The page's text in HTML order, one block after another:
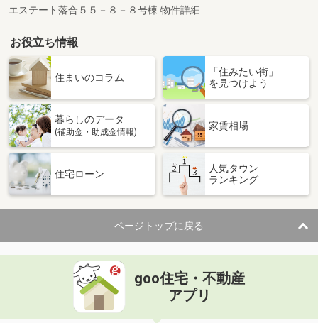
エステート落合５５－８－８号棟 物件詳細
お役立ち情報
住まいのコラム
「住みたい街」
を見つけよう
暮らしのデータ
(補助金・助成金情報)
家賃相場
住宅ローン
人気タウン
ランキング
ページトップに戻る
goo住宅・不動産
アプリ